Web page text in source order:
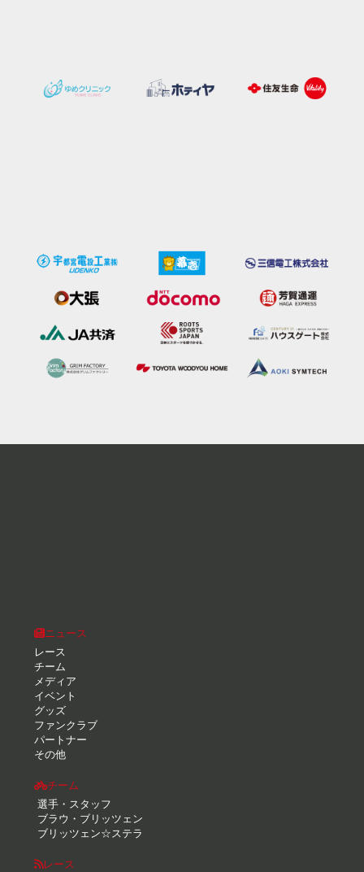
ニュース
レース
チーム
メディア
イベント
グッズ
ファンクラブ
パートナー
その他
チーム
選手・スタッフ
ブラウ・ブリッツェン
ブリッツェン☆ステラ
レース